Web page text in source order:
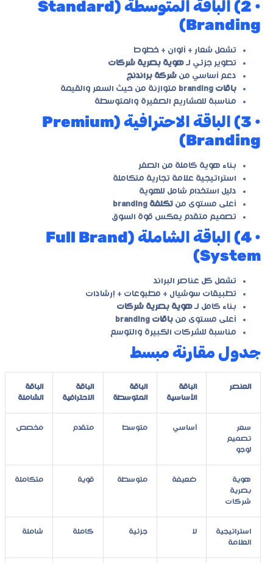
• 2) الباقة المتوسطة (Standard
Branding)
تشمل شعار + ألوان + خطوط
تطوير جزئي لـ هوية بصرية شركات
دعم أساسي من شركة براندنج
باقات branding
متوازنة من حيث السعر والقيمة
مناسبة للمشاريع الصغيرة والمتوسطة
• 3) الباقة الاحترافية (Premium
Branding)
بناء هوية كاملة من الصفر
استراتيجية علامة تجارية متكاملة
دليل استخدام شامل للهوية
أعلى مستوى من تكلفة branding
تصميم متقدم يعكس قوة السوق
• 4) الباقة الشاملة (Full Brand
System)
تشمل كل عناصر البراند
تطبيقات سوشيال + مطبوعات + إرشادات
بناء كامل لـ هوية بصرية شركات
أعلى مستوى من باقات branding
مناسبة للشركات الكبيرة والتوسع
جدول مقارنة مبسط
العنصر
الباقة
الأساسية
الباقة
المتوسطة
الباقة
الاحترافية
الباقة
الشاملة
سعر
تصميم
لوجو
أساسي متوسط متقدم مخصص
هوية
بصرية
شركات
ضعيفة متوسطة قوية متكاملة
استراتيجية
العلامة
لا جزئية كاملة شاملة